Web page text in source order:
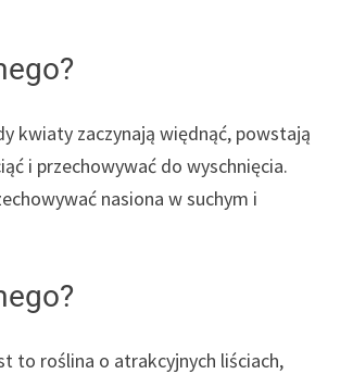
kwiaty zaczynają więdnąć, powstają
i przechowywać do wyschnięcia.
nasiona w suchym i
to roślina o atrakcyjnych liściach,